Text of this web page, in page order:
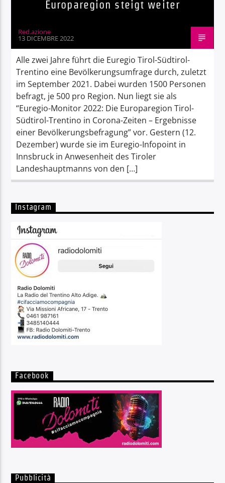
Europaregion steigt weiter
Red.azione
13 DICEMBRE 2022
Alle zwei Jahre führt die Euregio Tirol-Südtirol-
Trentino eine Bevölkerungsumfrage durch, zuletzt
im September 2021. Dabei wurden 1500 Personen
befragt, je 500 pro Region. Nun liegt sie als
“Euregio-Monitor 2022: Die Europaregion Tirol-
Südtirol-Trentino in Corona-Zeiten – Ergebnisse
einer Bevölkerungsbefragung” vor. Gestern (12.
Dezember) wurde sie im Euregio-Infopoint in
Innsbruck in Anwesenheit des Tiroler
Landeshauptmanns von den […]
Instagram
Facebook
Pubblicità